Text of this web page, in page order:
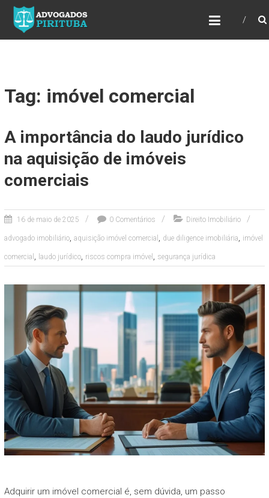
ADVOGADOS PIRITUBA
Precisando de advogado? Entre em contato!
Fazemos toda a assessoria que você
Tag: imóvel comercial
A importância do laudo jurídico
na aquisição de imóveis
comerciais
16 de maio de 2025 0 Comentários Direito Imobiliário
advogado imobiliário, aquisição imóvel comercial , due diligence imobiliária, imóvel
comercial , laudo jurídico, riscos compra imóvel , segurança jurídica
Adquirir um imóvel comercial é, sem dúvida, um passo